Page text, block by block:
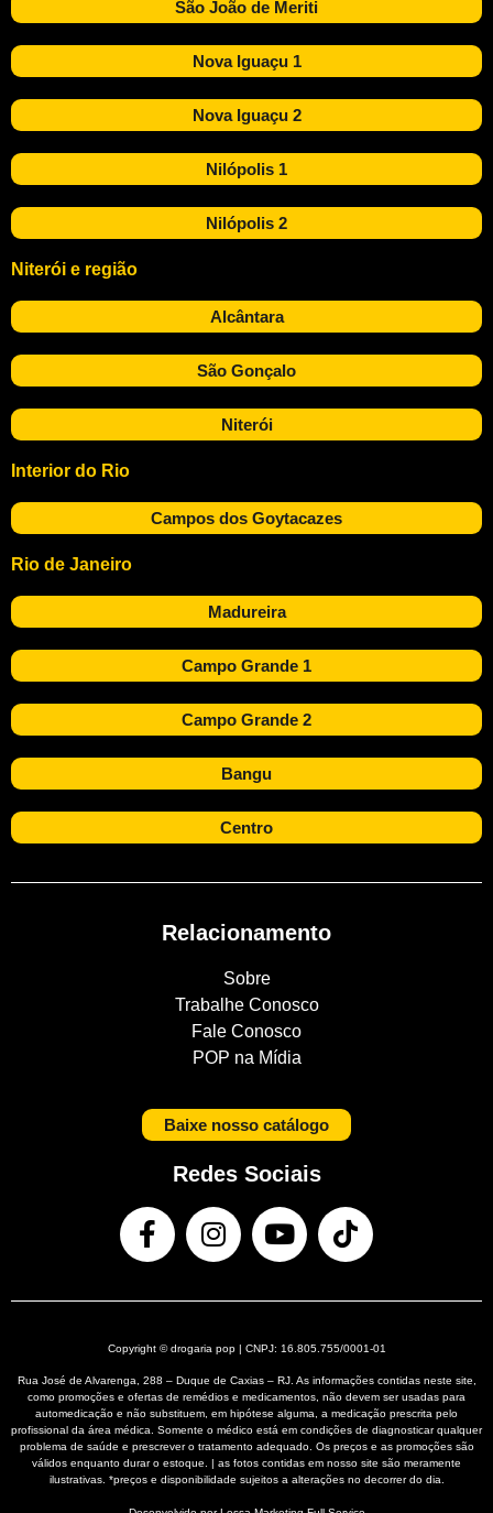
São João de Meriti
Nova Iguaçu 1
Nova Iguaçu 2
Nilópolis 1
Nilópolis 2
Niterói e região
Alcântara
São Gonçalo
Niterói
Interior do Rio
Campos dos Goytacazes
Rio de Janeiro
Madureira
Campo Grande 1
Campo Grande 2
Bangu
Centro
Relacionamento
Sobre
Trabalhe Conosco
Fale Conosco
POP na Mídia
Baixe nosso catálogo
Redes Sociais
Copyright © drogaria pop | CNPJ: 16.805.755/0001-01
Rua José de Alvarenga, 288 – Duque de Caxias – RJ. As informações contidas neste site,
como promoções e ofertas de remédios e medicamentos, não devem ser usadas para
automedicação e não substituem, em hipótese alguma, a medicação prescrita pelo
profissional da área médica. Somente o médico está em condições de diagnosticar qualquer
problema de saúde e prescrever o tratamento adequado. Os preços e as promoções são
válidos enquanto durar o estoque. | as fotos contidas em nosso site são meramente
ilustrativas. *preços e disponibilidade sujeitos a alterações no decorrer do dia.